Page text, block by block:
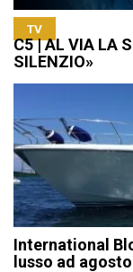
TV
C5 | AL VIA LA
SILENZIO»
International
lusso ad agosto